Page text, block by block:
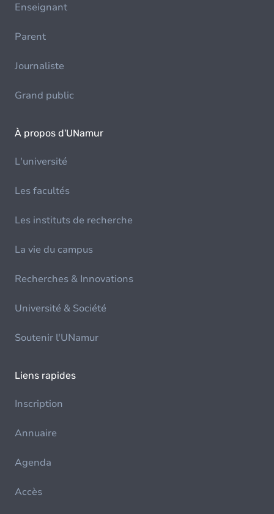
Enseignant
Parent
Journaliste
Grand public
À propos d'UNamur
L'université
Les facultés
Les instituts de recherche
La vie du campus
Recherches & Innovations
Université & Société
Soutenir l'UNamur
Liens rapides
Inscription
Annuaire
Agenda
Accès